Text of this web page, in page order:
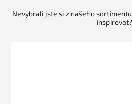
Nevybrali jste si z našeho
inspirovat?